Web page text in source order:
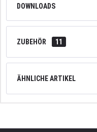
DOWNLOADS
ZUBEHÖR 11
ÄHNLICHE ARTIKEL